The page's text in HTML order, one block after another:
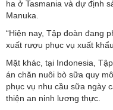
ha ở Tasmania và dự định
Manuka.
“Hiện nay, Tập đoàn đang
xuất rượu phục vụ xuất
Mặt khác, tại Indonesia,
án chăn nuôi bò sữa quy
phục vụ nhu cầu sữa ngày
thiện an ninh lương thực.